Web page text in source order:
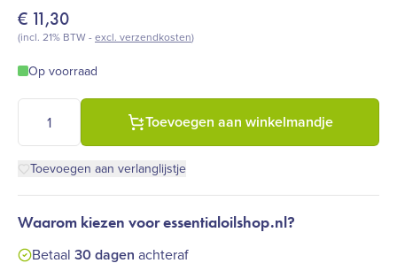
€11,30
(incl. 21% BTW -excl. verzendkosten)
Op voorraad
Farfalla - Saro bio (5 ml) aantal
Toevoegen aan winkelmandje
Toevoegen aan verlanglijstje
Waarom kiezen voor essentialoilshop.nl?
Betaal 30 dagen achteraf